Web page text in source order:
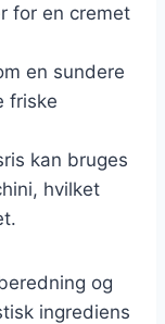
for en cremet
en sundere
friske
kan bruges
hvilket
og
ingrediens